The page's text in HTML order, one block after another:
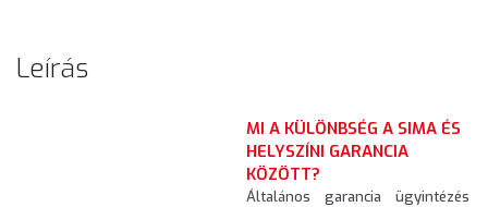
Leírás
MI A KÜLÖNBSÉG A SIMA ÉS
HELYSZÍNI GARANCIA
KÖZÖTT?
Általános garancia ügyintézés